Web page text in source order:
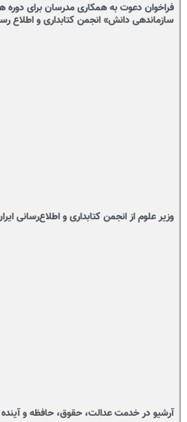
فراخوان دعوت به همکاری مدرسان برای دوره
سازماندهی دانش» انجمن کتابداری و اطلاع
وزیر علوم از انجمن کتابداری و اطلاع‌رسانی
آرشیو در خدمت عدالت، حقوق، حافظه و آینده‌